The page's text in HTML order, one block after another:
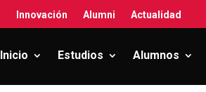
Innovación Alumni Actualidad
Inicio Estudios Alumnos